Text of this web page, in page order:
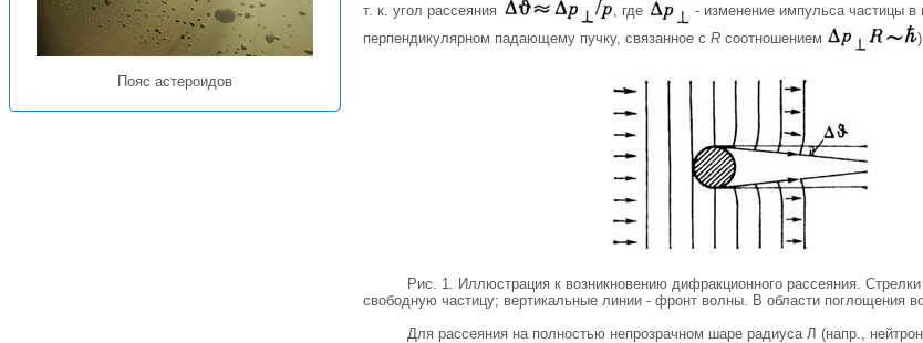
Пояс астероидов
т. к. угол рассеяния
, где
- изменение импульса частицы в
перпендикулярном падающему пучку, связанное с R соотношением
Рис. 1. Иллюстрация к возникновению дифракционного рассеяния.
свободную частицу; вертикальные линии - фронт волны. В области поглощения
Для рассеяния на полностью непрозрачном шаре радиуса Л (напр.,